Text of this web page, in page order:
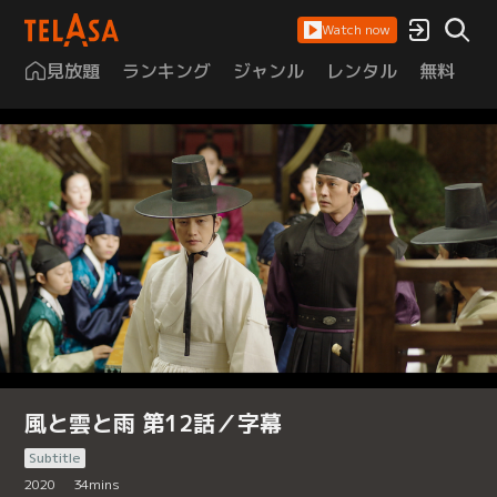
Watch now
見放題 ランキング ジャンル レンタル 無料
風と雲と雨 第12話／字幕
Subtitle
2020
34mins